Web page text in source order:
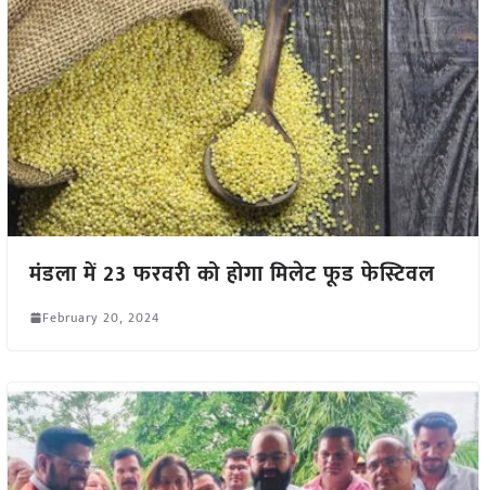
मंडला में 23 फरवरी को होगा मिलेट फूड फेस्टिवल
February 20, 2024